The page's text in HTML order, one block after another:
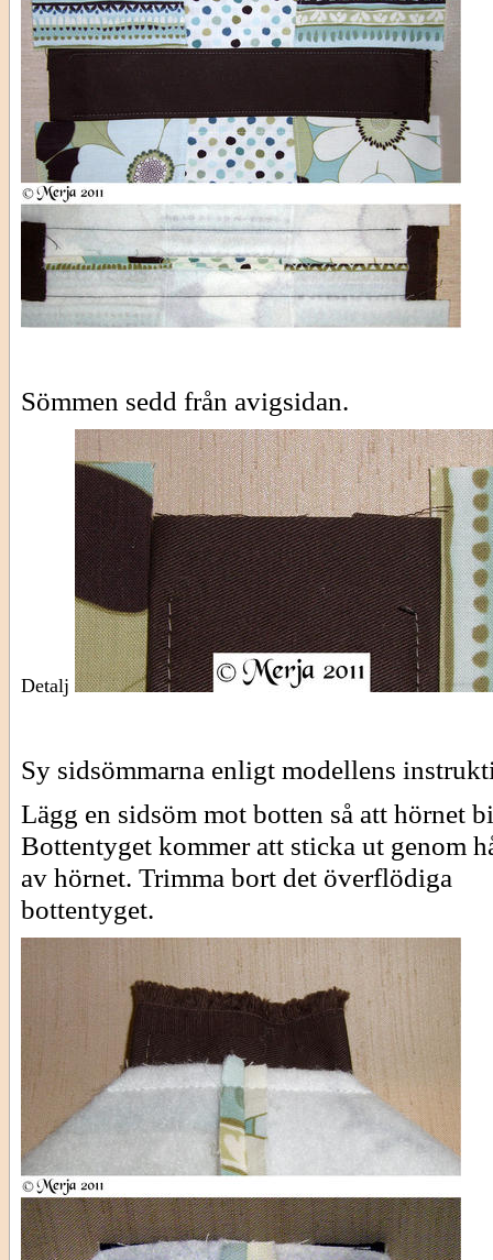
Sömmen sedd från avigsidan.
Detalj
Sy sidsömmarna enligt modellens
Lägg en sidsöm mot botten så att hörnet
Bottentyget kommer att sticka ut genom
av hörnet. Trimma bort det överflödiga
bottentyget.